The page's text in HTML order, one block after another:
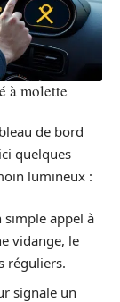
à molette
de bord
quelques
lumineux :
simple appel à
vidange, le
réguliers.
signale un